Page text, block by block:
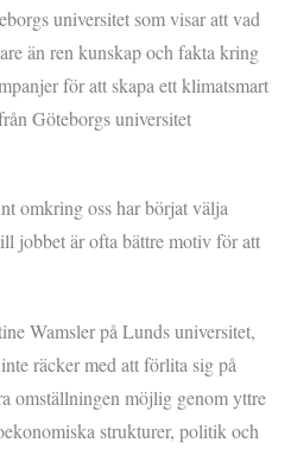
universitet som visar att vad
än ren kunskap och fakta kring
för att skapa ett klimatsmart
Göteborgs universitet
omkring oss har börjat välja
jobbet är ofta bättre motiv för att
Wamsler på Lunds universitet,
räcker med att förlita sig på
omställningen möjlig genom yttre
strukturer, politik och